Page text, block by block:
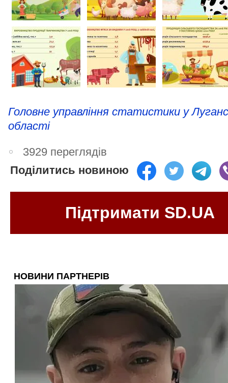
Головне управління статистики у
області
3929 переглядів
Поділитись новиною
Підтримати SD.UA